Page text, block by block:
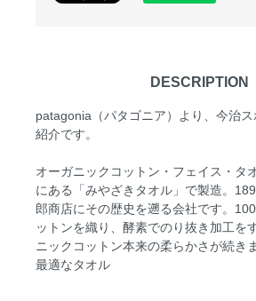
DESCRIPTION
patagonia（パタゴニア）より、今治
紹介です。
オーガニックコットン・フェイス・タ
にある「みやざきタオル」で製造。
郎商店にその歴史を遡る会社です。
ットンを織り、酵素でのり抜き加工を
ニックコットン本来の柔らかさが続き
最適なタオル